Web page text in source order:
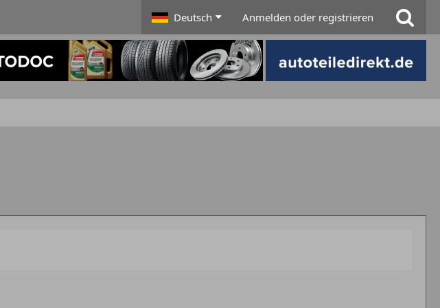
Deutsch Anmelden oder registrieren